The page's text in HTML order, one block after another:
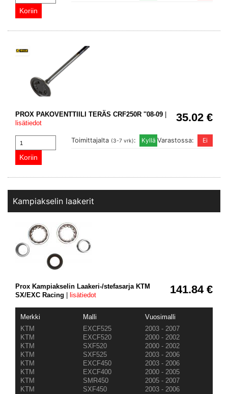
35.02 €
PROX PAKOVENTTIILI TERÄS CRF250R ''08-09
lisätiedot
Varastossa:
Toimittajalta (3-7 vrk):
Kampiakselin laakerit
141.84 €
Prox Kampiakselin Laakeri-/stefasarja KTM
SX/EXC Racing
lisätiedot
Merkki Malli
Vuosimalli
KTM
EXCF525
2003 - 2007
KTM
EXCF520
2000 - 2002
KTM
SXF520
2000 - 2002
KTM
SXF525
2003 - 2006
KTM
EXCF450
2003 - 2006
KTM
EXCF400
2000 - 2005
KTM
SMR450
2005 - 2007
KTM
SXF450 2003 - 2006